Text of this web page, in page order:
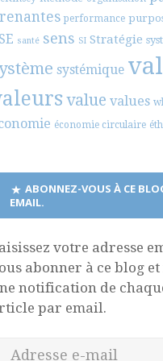
performance
santé sens SI Stratégie
systémique
value values
économie circulaire
ABONNEZ-VOUS À CE
EMAIL.
votre adresse
abonner à ce blog
notification de
par email.